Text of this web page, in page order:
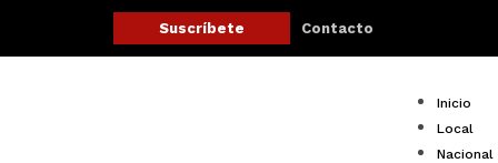
contenido
Suscríbete Contacto
Inicio
Local
Nacional
Menu